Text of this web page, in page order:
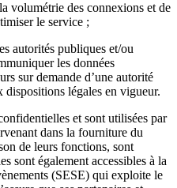
volumétrie des connexions et de
le service ;
autorités publiques et/ou
les données
sur demande d’une autorité
légales en vigueur.
et sont utilisées par
dans la fourniture du
de leurs fonctions, sont
sont également accessibles à la
(SESE) qui exploite le